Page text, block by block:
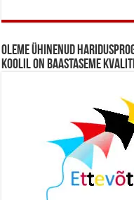
Oleme ühinenud
koolil on baastaseme